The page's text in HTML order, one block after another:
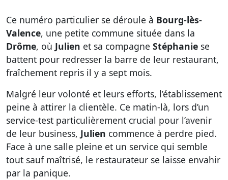
Ce numéro particulier se déroule à Bourg-lès-
Valence, une petite commune située dans la
Drôme, où Julien et sa compagne Stéphanie se
battent pour redresser la barre de leur restaurant,
fraîchement repris il y a sept mois.
Malgré leur volonté et leurs efforts, l’établissement
peine à attirer la clientèle. Ce matin-là, lors d’un
service-test particulièrement crucial pour l’avenir
de leur business, Julien commence à perdre pied.
Face à une salle pleine et un service qui semble
tout sauf maîtrisé, le restaurateur se laisse envahir
par la panique.